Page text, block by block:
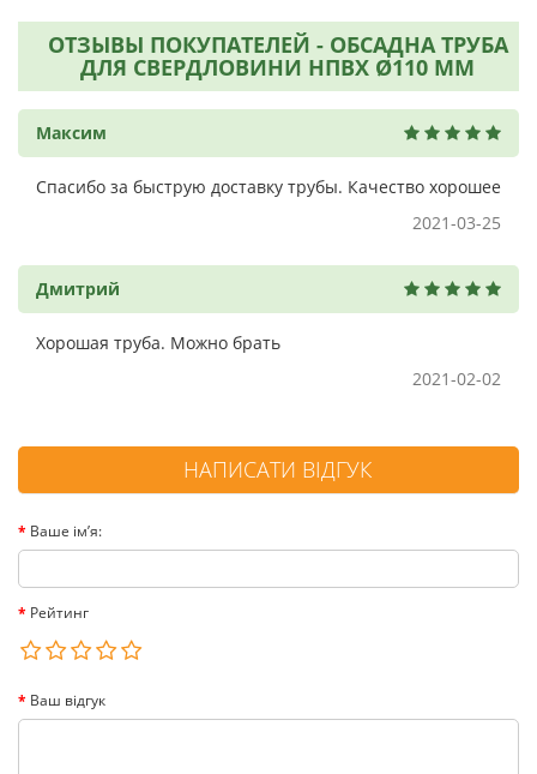
ОТЗЫВЫ ПОКУПАТЕЛЕЙ - ОБСАДНА ТРУБА
ДЛЯ СВЕРДЛОВИНИ НПВХ Ø110 ММ
Максим
Спасибо за быструю доставку трубы. Качество хорошее
2021-03-25
Дмитрий
Хорошая труба. Можно брать
2021-02-02
НАПИСАТИ ВІДГУК
Ваше ім’я:
Рейтинг
Ваш відгук